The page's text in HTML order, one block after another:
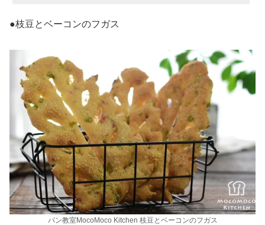
●枝豆とベーコンのフガス
パン教室MocoMoco Kitchen 枝豆とベーコンのフガス